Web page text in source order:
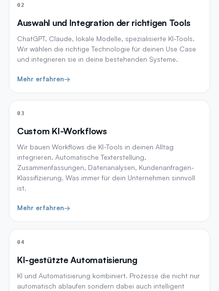
02
Auswahl und Integration der richtigen Tools
ChatGPT, Claude, lokale Modelle, spezialisierte KI-Tools.
Wir wählen die richtige Technologie für deinen Use Case
und integrieren sie in deine bestehenden Systeme.
Mehr erfahren→
03
Custom KI-Workflows
Wir bauen Workflows die KI-Tools in deinen Alltag
integrieren. Automatische Texterstellung,
Zusammenfassungen, Datenanalysen, Kundenanfragen-
Klassifizierung. Was immer für dein Unternehmen sinnvoll
ist.
Mehr erfahren→
04
KI-gestützte Automatisierung
KI und Automatisierung kombiniert. Prozesse die nicht nur
automatisch ablaufen sondern dabei auch intelligent